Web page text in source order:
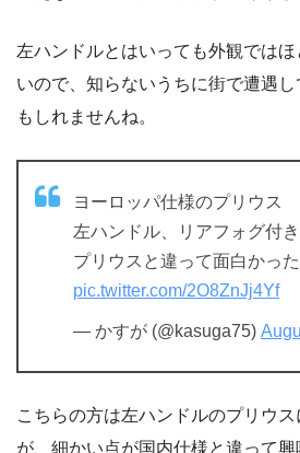
左ハンドルとはいっても外観では
いので、知らないうちに街で遭遇
もしれませんね。
ヨーロッパ仕様のプリウス
左ハンドル、リアフォグ付
プリウスと違って面白かった
pic.twitter.com/2O8ZnJj4Yf
— かすが (@kasuga75)
こちらの方は左ハンドルのプリウ
が、細かい点が国内仕様と違って興